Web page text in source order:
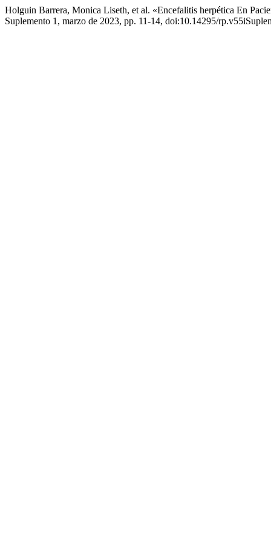
Holguin Barrera, Monica Liseth, et al. «Encefalitis herpética En
Suplemento 1, marzo de 2023, pp. 11-14, doi:10.14295/